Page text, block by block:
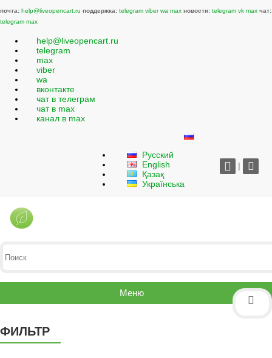
почта: help@liveopencart.ru поддержка: telegram viber wa max новости: telegram vk max чат:
telegram max
help@liveopencart.ru
telegram
max
viber
wa
вконтакте
чат в телеграм
чат в max
канал в max
Русский
English
Қазақ
Українська
|
Меню
ФИЛЬТР